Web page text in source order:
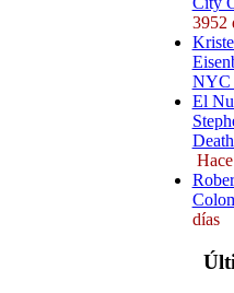
3952
NYC
El
días